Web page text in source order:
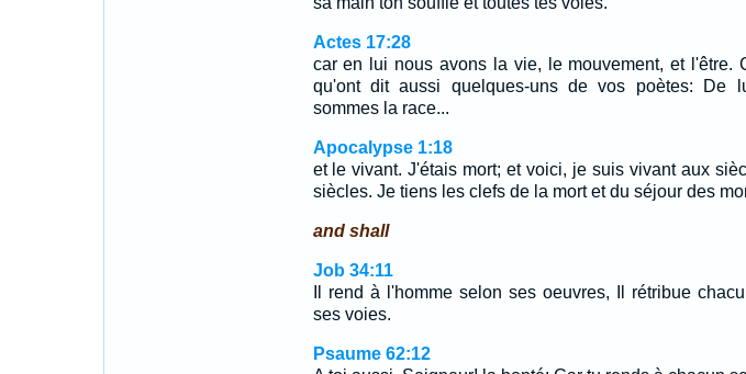
Actes 17:28
car en lui nous avons la vie, le mouvement, et l'être.
qu'ont dit aussi quelques-uns de vos poètes: De
sommes la race...
Apocalypse 1:18
et le vivant. J'étais mort; et voici, je suis vivant aux
siècles. Je tiens les clefs de la mort et du séjour des
and shall
Job 34:11
Il rend à l'homme selon ses oeuvres, Il rétribue
ses voies.
Psaume 62:12